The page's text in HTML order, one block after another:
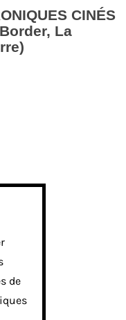
CINÉS
La
de